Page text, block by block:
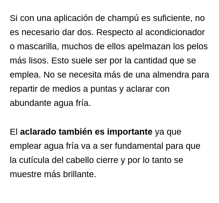
Si con una aplicación de champú es suficiente, no
es necesario dar dos. Respecto al acondicionador
o mascarilla, muchos de ellos apelmazan los pelos
más lisos. Esto suele ser por la cantidad que se
emplea. No se necesita más de una almendra para
repartir de medios a puntas y aclarar con
abundante agua fría.
El aclarado también es importante ya que
emplear agua fría va a ser fundamental para que
la cutícula del cabello cierre y por lo tanto se
muestre más brillante.